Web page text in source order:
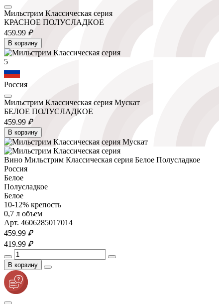
Мильстрим Классическая серия
КРАСНОЕ ПОЛУСЛАДКОЕ
459.99 ₽
В корзину
5
Россия
Мильстрим Классическая серия Мускат
БЕЛОЕ ПОЛУСЛАДКОЕ
459.99 ₽
В корзину
Вино Мильстрим Классическая серия Белое Полусладкое
Россия
Белое
Полусладкое
Белое
10-12% крепость
0,7 л объем
Арт. 4606285017014
459.99 ₽
419.99 ₽
В корзину